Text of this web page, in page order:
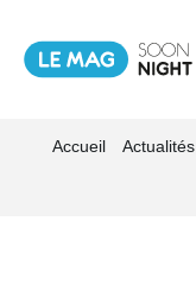
Accueil Actualités